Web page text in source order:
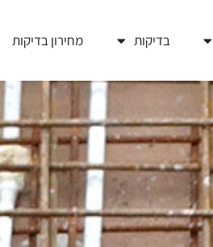
בדיקות מחירון בדיקות